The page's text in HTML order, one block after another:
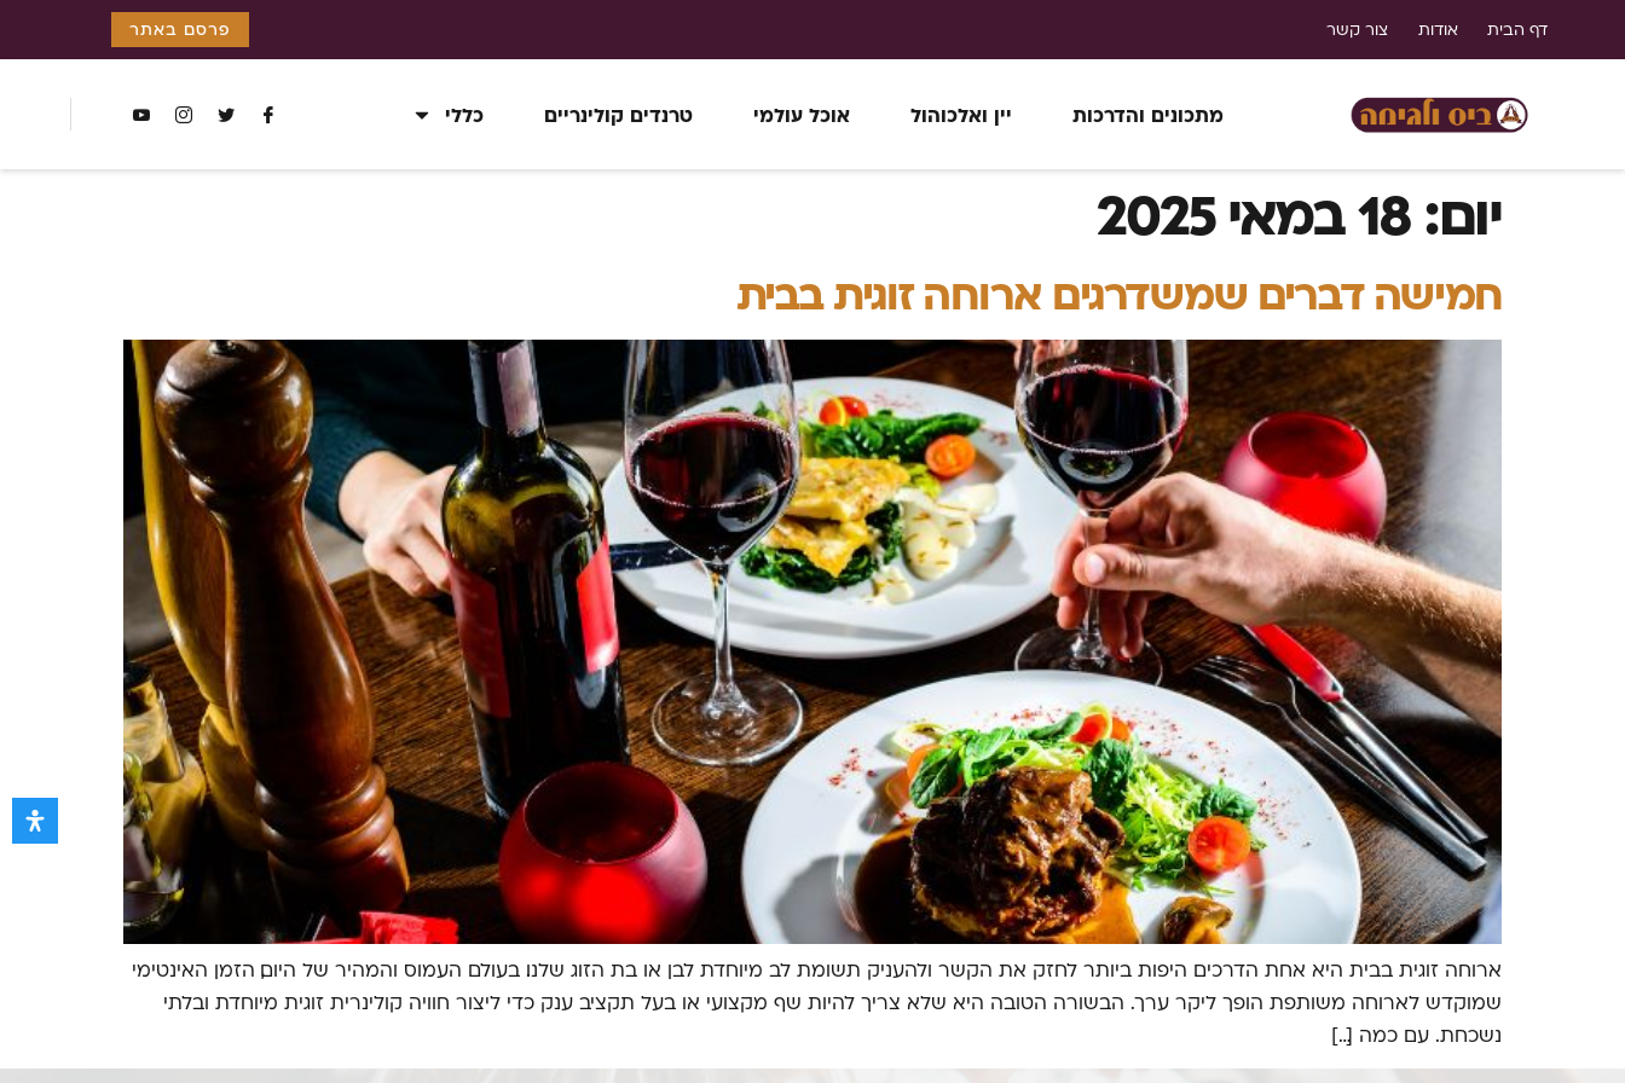
דף הבית אודות צור קשר פרסם באתר
מתכונים והדרכות יין ואלכוהול אוכל עולמי טרנדים קולינריים כללי
יום:18 במאי 2025
חמישה דברים שמשדרגים ארוחה זוגית בבית
ארוחה זוגית בבית היא אחת הדרכים היפות ביותר לחזק את הקשר ולהעניק תשומת לב מיוחדת לבן או בת הזוג שלנו. בעולם העמוס והמהיר של היום, הזמן האינטימי
שמוקדש לארוחה משותפת הופך ליקר ערך. הבשורה הטובה היא שלא צריך להיות שף מקצועי או בעל תקציב ענק כדי ליצור חוויה קולינרית זוגית מיוחדת ובלתי
נשכחת. עם כמה […]